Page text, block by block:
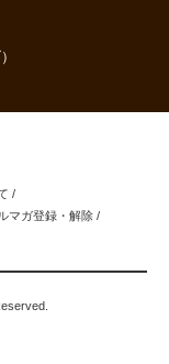
/
マガ登録・解除 /